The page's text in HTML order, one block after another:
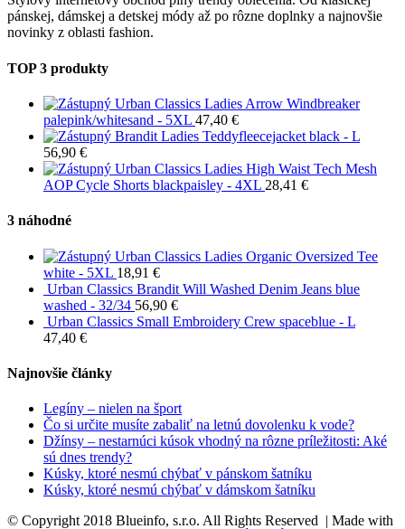
pánskej, dámskej a detskej módy až po rôzne doplnky a najnovšie
novinky z oblasti fashion.
TOP 3 produkty
Urban Classics Ladies Arrow Windbreaker
palepink/whitesand - 5XL 47,40 €
Brandit Ladies Teddyfleecejacket black - L
56,90 €
Urban Classics Ladies High Waist Tech Mesh
AOP Cycle Shorts blackpaisley - 4XL 28,41 €
3 náhodné
Urban Classics Ladies Organic Oversized Tee
white - 5XL 18,91 €
Urban Classics Brandit Will Washed Denim Jeans blue
washed - 32/34 56,90 €
Urban Classics Small Embroidery Crew spaceblue - L
47,40 €
Najnovšie články
Legíny – nielen na šport
Čo si určite musíte zabaliť na letnú dovolenku k vode?
Džínsy – nestarnúci kúsok vhodný na rôzne príležitosti: Aké
sú dnes trendy?
Kúsky, ktoré nesmú chýbať v pánskom šatníku
Kúsky, ktoré nesmú chýbať v dámskom šatníku
© Copyright 2018 Blueinfo, s.r.o. All Rights Reserved | Made with